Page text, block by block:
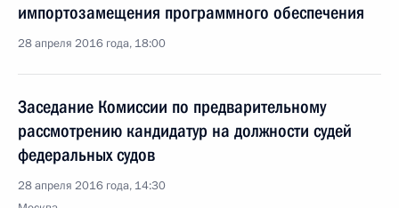
импортозамещения программного обеспечения
28 апреля 2016 года, 18:00
Заседание Комиссии по предварительному
рассмотрению кандидатур на должности судей
федеральных судов
28 апреля 2016 года, 14:30